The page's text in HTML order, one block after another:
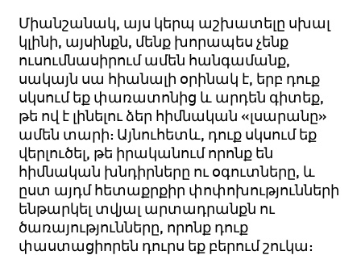
Միանշանակ, այս կերպ աշխատելը սխալ
կլինի, այսինքն, մենք խորապես չենք
ուսումնասիրում ամեն հանգամանք,
սակայն սա հիանալի օրինակ է, երբ դուք
սկսում եք փառատոնից և արդեն գիտեք,
թե ով է լինելու ձեր հիմնական «լսարանը»
ամեն տարի: Այնուհետև, դուք սկսում եք
վերլուծել, թե իրականում որոնք են
հիմնական խնդիրները ու օգուտները, և
ըստ այդմ հետաքրքիր փոփոխությունների
ենթարկել տվյալ արտադրանքն ու
ծառայությունները, որոնք դուք
փաստացիորեն դուրս եք բերում շուկա: